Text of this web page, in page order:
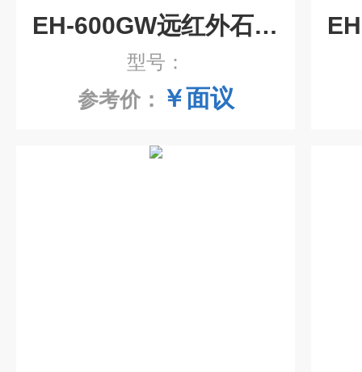
EH-600GW远红外石墨电热板价格
型号：
参考价： ￥面议